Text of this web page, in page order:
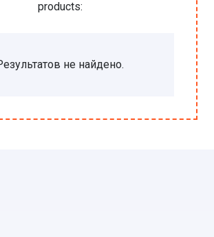
products:
не найдено.